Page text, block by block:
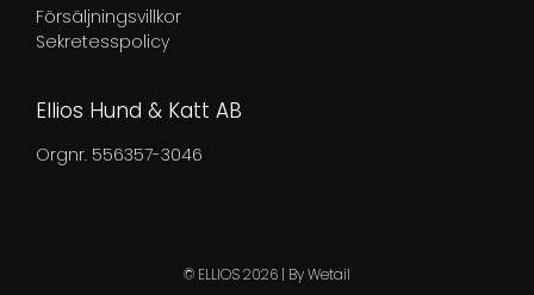
Försäljningsvillkor
Sekretesspolicy
Ellios Hund & Katt AB
Orgnr. 556357-3046
© ELLIOS 2026 | ByWetail